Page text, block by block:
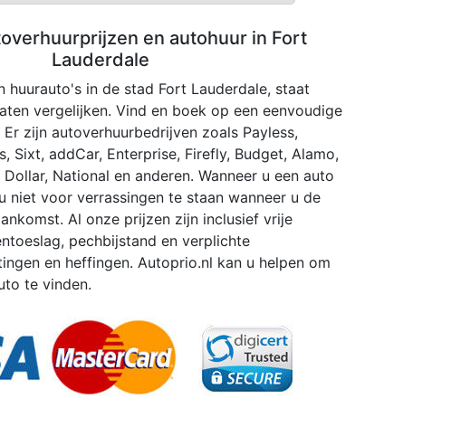
en autohuur in Fort
Lauderdale
huurauto's in de stad Fort Lauderdale, staat
vergelijken. Vind en boek op een eenvoudige
zijn autoverhuurbedrijven zoals Payless,
Sixt, addCar, Enterprise, Firefly, Budget, Alamo,
National en anderen. Wanneer u een auto
niet voor verrassingen te staan wanneer u de
Al onze prijzen zijn inclusief vrije
pechbijstand en verplichte
en heffingen. Autoprio.nl kan u helpen om
te vinden.